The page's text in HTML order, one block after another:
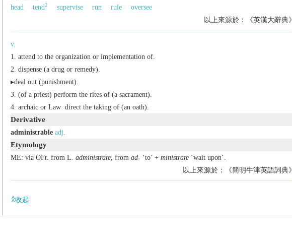
head
tend2 supervise run rule
oversee
以上來源於：《英漢大辭典》
v.
attend to the organization or implementation of.
dispense (a drug or remedy).
▸deal out (punishment).
(of a priest) perform the rites of (a sacrament).
archaicor Law direct the taking of (an oath).
Derivative
administrable adj.
Etymology
ME: via OFr. from L. administrare, from ad-‘to’ + ministrare‘wait upon’.
以上來源於：《簡明牛津英語詞典》
收起